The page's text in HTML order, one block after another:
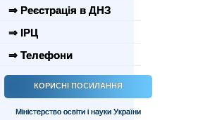
⇒ Реєстрація в ДНЗ
⇒ ІРЦ
⇒ Телефони
КОРИСНІ ПОСИЛАННЯ
Міністерство освіти і науки України